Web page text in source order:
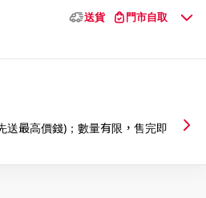
送貨 門市自取
送最高價錢)；數量有限，售完即